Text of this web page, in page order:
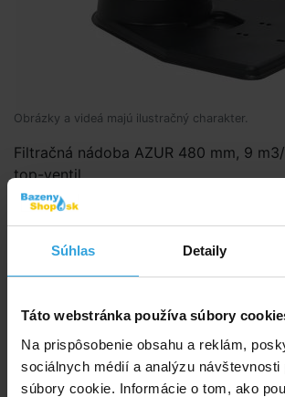
Súhlas Detaily
Táto webstránka používa súbory
Na prispôsobenie obsahu a reklám,
sociálnych médií a analýzu návštevnosti
súbory cookie. Informácie o tom, ako
Obrázky a videá majú ilustračný charakter.
Filtračná nádoba AZUR 480 mm, 9
top-ventil.
Kód produktu: BK1475
Dostupnost:Do 3 dní
Sledovať dostupnost